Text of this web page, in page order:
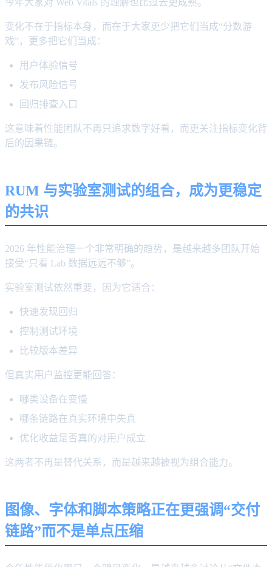
今年大家对 Web Vitals 的理解也比过去更成熟。
变化不在于指标本身，而在于大家更少把它们当成“分数游
戏”，更多把它们当成：
用户体验信号
发布风险信号
回归排查入口
这意味着性能团队不再只追求数字好看，而更关注指标变化背
后的因果链。
RUM 与实验室测试的组合，成为更稳定
的共识
2026 年性能治理一个非常明确的趋势，是越来越多团队开始
接受“只看 Lab 数据远远不够”。
实验室测试依然重要，因为它适合：
快速发现回归
控制测试环境
比较版本差异
但真实用户监控更能回答：
哪类设备在变慢
哪条链路在真实环境中失真
优化收益是否真的对用户成立
这两者不再是替代关系，而是越来越被视为组合能力。
图像、字体和脚本策略正在更强调“交付
链路”而不是单点压缩